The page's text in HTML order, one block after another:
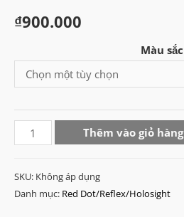
₫900.000
Màu sắc
Sotac
Trijicon
Mini
Thêm vào giỏ hàng
SKU: Không áp dụng
Danh mục: Red Dot/Reflex/Holosight